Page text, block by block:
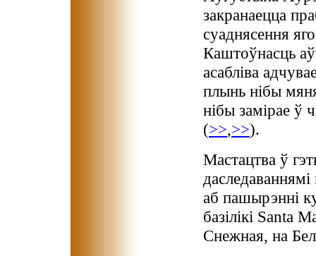
закранаецца
суаднясення
Каштоўнасць
асабліва
плынь нібы
нібы замірае ў
(>>,>>).
Мастацтва ў
аб пашырэнні
базілікі Santa
Снежная, на